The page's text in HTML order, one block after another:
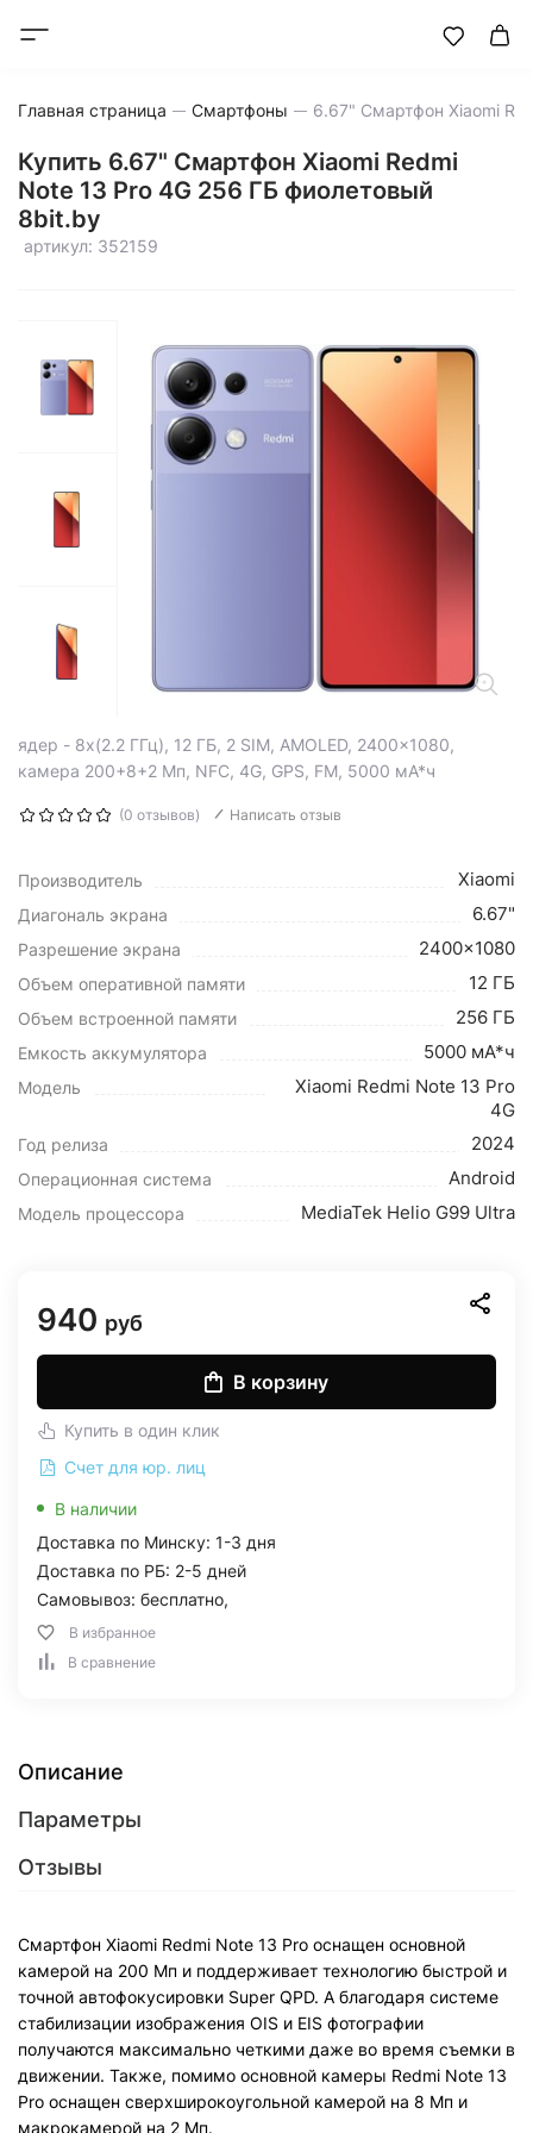
Главная страница Смартфоны
Купить 6.67" Смартфон Xiaomi Redmi
Note 13 Pro 4G 256 ГБ фиолетовый
8bit.by
артикул: 352159
ядер - 8x(2.2 ГГц), 12 ГБ, 2 SIM, AMOLED, 2400x1080,
камера 200+8+2 Мп, NFC, 4G, GPS, FM, 5000 мА*ч
(0 отзывов) Написать отзыв
Производитель Xiaomi
Диагональ экрана 6.67"
Разрешение экрана 2400x1080
Объем оперативной памяти 12 ГБ
Объем встроенной памяти 256 ГБ
Емкость аккумулятора 5000 мА*ч
Модель
Xiaomi Redmi Note 13 Pro
4G
Год релиза 2024
Операционная система Android
Модель процессора MediaTek Helio G99 Ultra
940 руб
В корзину
Купить в один клик
Счет для юр. лиц
В наличии
Доставка по Минску: 1-3 дня
Доставка по РБ: 2-5 дней
Самовывоз: бесплатно,
В избранное
В сравнение
Описание
Параметры
Отзывы
Смартфон Xiaomi Redmi Note 13 Pro оснащен основной
камерой на 200 Мп и поддерживает технологию быстрой и
точной автофокусировки Super QPD. А благодаря системе
стабилизации изображения OIS и EIS фотографии
получаются максимально четкими даже во время съемки в
движении. Также, помимо основной камеры Redmi Note 13
Pro оснащен сверхширокоугольной камерой на 8 Мп и
макрокамерой на 2 Мп.